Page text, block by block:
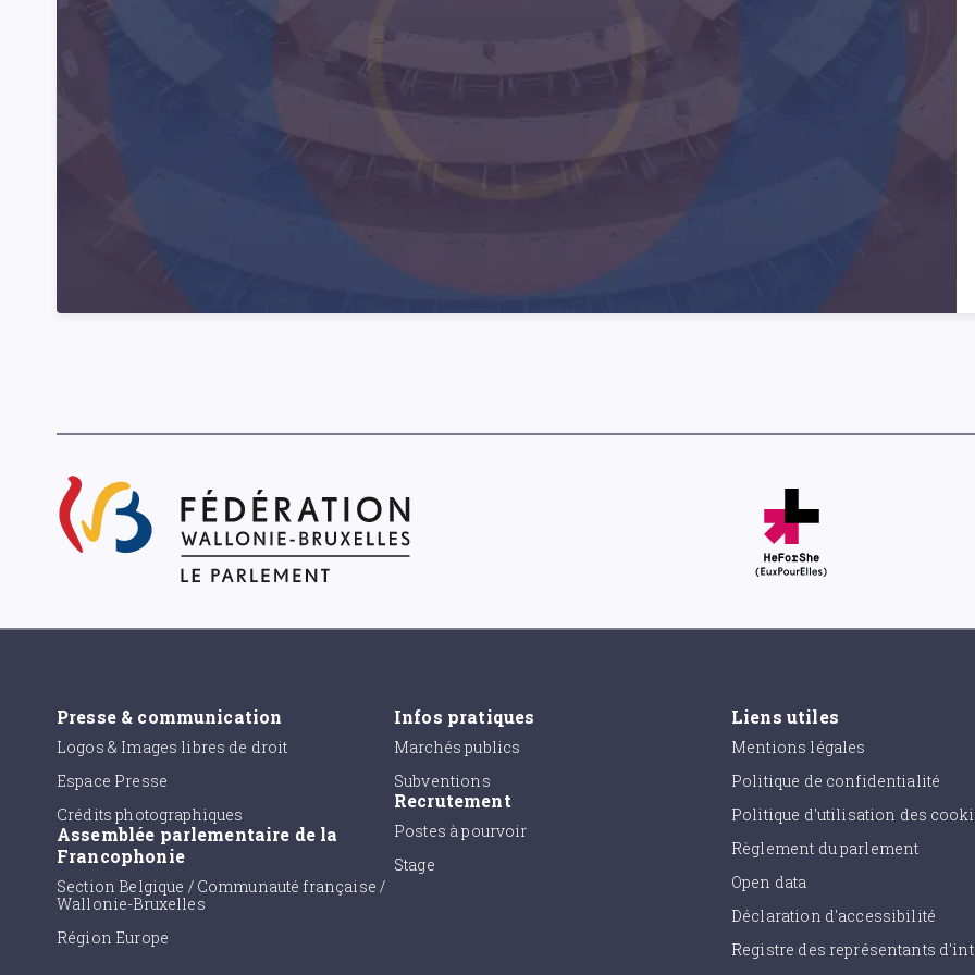
Presse & communication
Logos & Images libres de droit
Espace Presse
Crédits photographiques
Assemblée parlementaire de la
Francophonie
Section Belgique / Communauté française /
Wallonie-Bruxelles
Région Europe
Infos pratiques
Marchés publics
Subventions
Recrutement
Postes à pourvoir
Stage
Liens utiles
Mentions légales
Politique de confidentialité
Politique d'utilisation des
Règlement du parlement
Open data
Déclaration d'accessibilité
Registre des représentants